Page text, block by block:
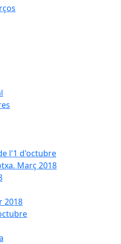
l'1 d'octubre
Març 2018
2018